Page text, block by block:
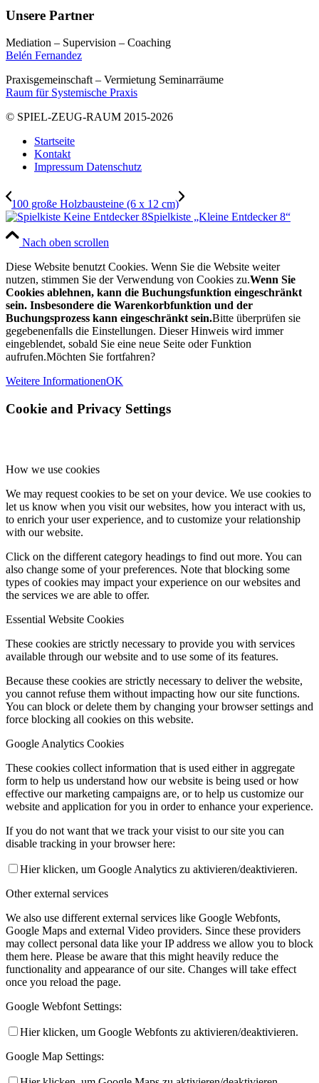
Unsere Partner
Mediation – Supervision – Coaching
Belén Fernandez
Praxisgemeinschaft – Vermietung Seminarräume
Raum für Systemische Praxis
© SPIEL-ZEUG-RAUM 2015-2026
Startseite
Kontakt
Impressum Datenschutz
100 große Holzbausteine (6 x 12 cm)
Spielkiste „Kleine Entdecker 8“
Nach oben scrollen
Diese Website benutzt Cookies. Wenn Sie die Website weiter
nutzen, stimmen Sie der Verwendung von Cookies zu.Wenn Sie
Cookies ablehnen, kann die Buchungsfunktion eingeschränkt
sein. Insbesondere die Warenkorbfunktion und der
Buchungsprozess kann eingeschränkt sein.Bitte überprüfen sie
gegebenenfalls die Einstellungen. Dieser Hinweis wird immer
eingeblendet, sobald Sie eine neue Seite oder Funktion
aufrufen.Möchten Sie fortfahren?
Weitere InformationenOK
Cookie and Privacy Settings
How we use cookies
We may request cookies to be set on your device. We use cookies to
let us know when you visit our websites, how you interact with us,
to enrich your user experience, and to customize your relationship
with our website.
Click on the different category headings to find out more. You can
also change some of your preferences. Note that blocking some
types of cookies may impact your experience on our websites and
the services we are able to offer.
Essential Website Cookies
These cookies are strictly necessary to provide you with services
available through our website and to use some of its features.
Because these cookies are strictly necessary to deliver the website,
you cannot refuse them without impacting how our site functions.
You can block or delete them by changing your browser settings and
force blocking all cookies on this website.
Google Analytics Cookies
These cookies collect information that is used either in aggregate
form to help us understand how our website is being used or how
effective our marketing campaigns are, or to help us customize our
website and application for you in order to enhance your experience.
If you do not want that we track your visist to our site you can
disable tracking in your browser here:
Hier klicken, um Google Analytics zu aktivieren/deaktivieren.
Other external services
We also use different external services like Google Webfonts,
Google Maps and external Video providers. Since these providers
may collect personal data like your IP address we allow you to block
them here. Please be aware that this might heavily reduce the
functionality and appearance of our site. Changes will take effect
once you reload the page.
Google Webfont Settings:
Hier klicken, um Google Webfonts zu aktivieren/deaktivieren.
Google Map Settings: